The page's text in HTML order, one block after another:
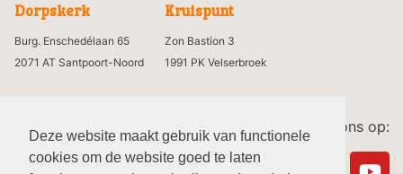
Deze website maakt gebruik van functionele
cookies om de website goed te laten
Dorpskerk Kruispunt
Burg. Enschedélaan 65
2071 AT Santpoort-Noord
Zon Bastion 3
1991 PK Velserbroek
Volg ons op: